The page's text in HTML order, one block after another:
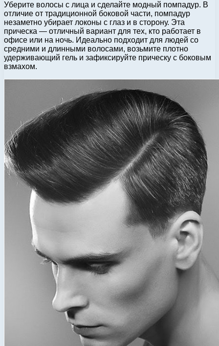
Уберите волосы с лица и сделайте модный помпадур. В
отличие от традиционной боковой части, помпадур
незаметно убирает локоны с глаз и в сторону. Эта
прическа — отличный вариант для тех, кто работает в
офисе или на ночь. Идеально подходит для людей со
средними и длинными волосами, возьмите плотно
удерживающий гель и зафиксируйте прическу с боковым
взмахом.